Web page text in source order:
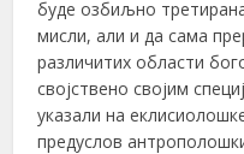
буде озбиљно
мисли, али и да сама
различитих области
својствено својим
указали на
предуслов